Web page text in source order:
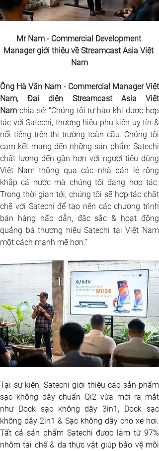
Mr Nam - Commercial Development
Manager giới thiệu về Streamcast Asia Việt
Nam
Ông Hà Văn Nam - Commercial Manager Việt
Nam, Đại diện Streamcast Asia Việt
Nam chia sẻ: "Chúng tôi tự hào khi được hợp
tác với Satechi, thương hiệu phụ kiện uy tín &
nổi tiếng trên thị trường toàn cầu. Chúng tôi
cam kết mang đến những sản phẩm Satechi
chất lượng đến gần hơn với người tiêu dùng
Việt Nam thông qua các nhà bán lẻ rộng
khắp cả nước mà chúng tôi đang hợp tác.
Trong thời gian tới, chúng tôi sẽ hợp tác chặt
chẽ với Satechi để tạo nên các chương trình
bán hàng hấp dẫn, đặc sắc & hoạt động
quảng bá thương hiệu Satechi tại Việt Nam
một cách mạnh mẽ hơn.”
Tại sự kiện, Satechi giới thiệu các sản phẩm
sạc không dây chuẩn Qi2 vừa mới ra mắt
như Dock sạc không dây 3in1, Dock sạc
không dây 2in1 & Sạc không dây cho xe hơi.
Tất cả sản phẩm Satechi được làm từ 97%
nhôm tái chế & da thực vật giúp bảo vệ môi